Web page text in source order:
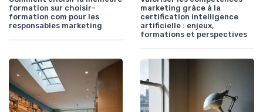
formation sur choisir-
formation com pour les
responsables marketing
marketing grâce à la
certification intelligence
artificielle : enjeux,
formations et perspectives